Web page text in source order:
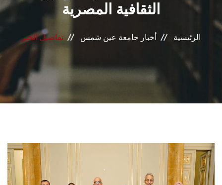
الرعاية الصحية
المراكز والوحدات
الأنظمة الذكية
الإعلام
الطلاب
هيئة التدريس
الثقافية المصرية
الرئيسية أخبار جامعة عين شمس تفاصيل الخبر